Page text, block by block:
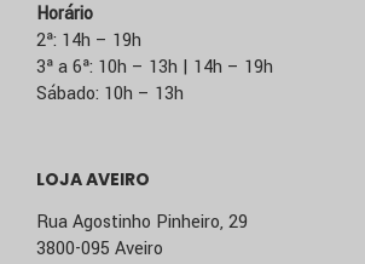
Horário
2ª: 14h – 19h
3ª a 6ª: 10h – 13h | 14h – 19h
Sábado: 10h – 13h
LOJA AVEIRO
Rua Agostinho Pinheiro, 29
3800-095 Aveiro